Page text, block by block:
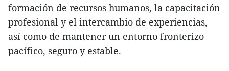
formación de recursos humanos, la capacitación
profesional y el intercambio de experiencias,
así como de mantener un entorno fronterizo
pacífico, seguro y estable.